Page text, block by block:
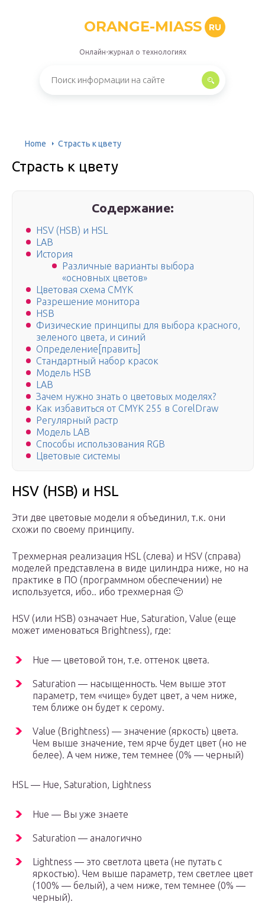
ORANGE-MIASS RU
Онлайн-журнал о технологиях
Home Страсть к цвету
Страсть к цвету
Содержание:
HSV (HSB) и HSL
LAB
История
Различные варианты выбора
«основных цветов»
Цветовая схема CMYK
Разрешение монитора
HSB
Физические принципы для выбора красного,
зеленого цвета, и синий
Определение[править]
Стандартный набор красок
Модель HSB
LAB
Зачем нужно знать о цветовых моделях?
Как избавиться от CMYK 255 в CorelDraw
Регулярный растр
Модель LAB
Способы использования RGB
Цветовые системы
HSV (HSB) и HSL
Эти две цветовые модели я объединил, т.к. они
схожи по своему принципу.
Трехмерная реализация HSL (слева) и HSV (справа)
моделей представлена в виде цилиндра ниже, но на
практике в ПО (программном обеспечении) не
используется, ибо.. ибо трехмерная 🙂
HSV (или HSB) означает Hue, Saturation, Value (еще
может именоваться Brightness), где:
Hue — цветовой тон, т.е. оттенок цвета.
Saturation — насыщенность. Чем выше этот
параметр, тем «чище» будет цвет, а чем ниже,
тем ближе он будет к серому.
Value (Brightness) — значение (яркость) цвета.
Чем выше значение, тем ярче будет цвет (но не
белее). А чем ниже, тем темнее (0% — черный)
HSL — Hue, Saturation, Lightness
Hue — Вы уже знаете
Saturation — аналогично
Lightness — это светлота цвета (не путать с
яркостью). Чем выше параметр, тем светлее цвет
(100% — белый), а чем ниже, тем темнее (0% —
черный).